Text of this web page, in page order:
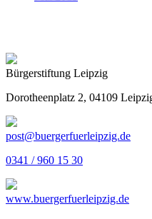
Bürgerstiftung Leipzig
Dorotheenplatz 2, 04109
post@buergerfuerleipzig.de
0341 / 960 15 30
www.buergerfuerleipzig.de